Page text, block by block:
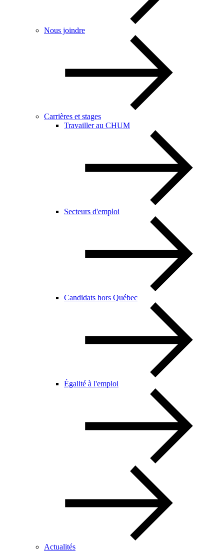
Nous joindre
Carrières et stages
Travailler au CHUM
Secteurs d'emploi
Candidats hors Québec
Égalité à l'emploi
Actualités